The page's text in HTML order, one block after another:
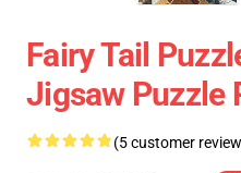
Fairy Tail
Jigsaw Puzzle
(5 customer